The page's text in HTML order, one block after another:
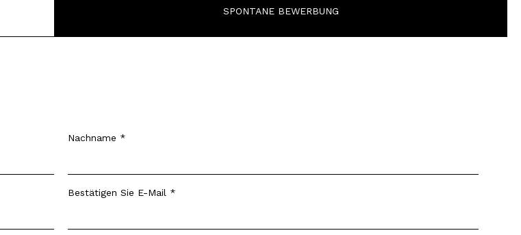
SPONTANE BEWERBUNG
Nachname
Bestätigen Sie E-Mail